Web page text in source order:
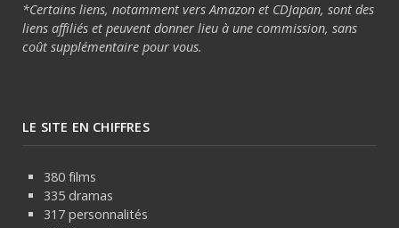
*Certains liens, notamment vers Amazon et CDJapan, sont des
liens affiliés et peuvent donner lieu à une commission, sans
coût supplémentaire pour vous.
LE SITE EN CHIFFRES
380 films
335 dramas
317 personnalités